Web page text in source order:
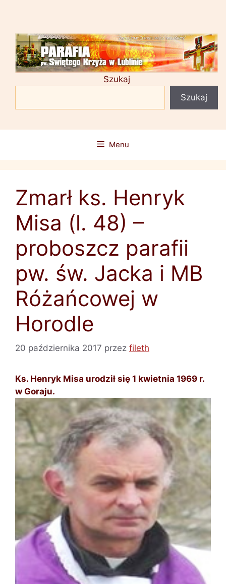
treści
Szukaj
Szukaj
Menu
Zmarł ks. Henryk
Misa (l. 48) –
proboszcz parafii
pw. św. Jacka i MB
Różańcowej w
Horodle
20 października 2017 przez fileth
Ks. Henryk Misa urodził się 1 kwietnia 1969 r.
w Goraju.